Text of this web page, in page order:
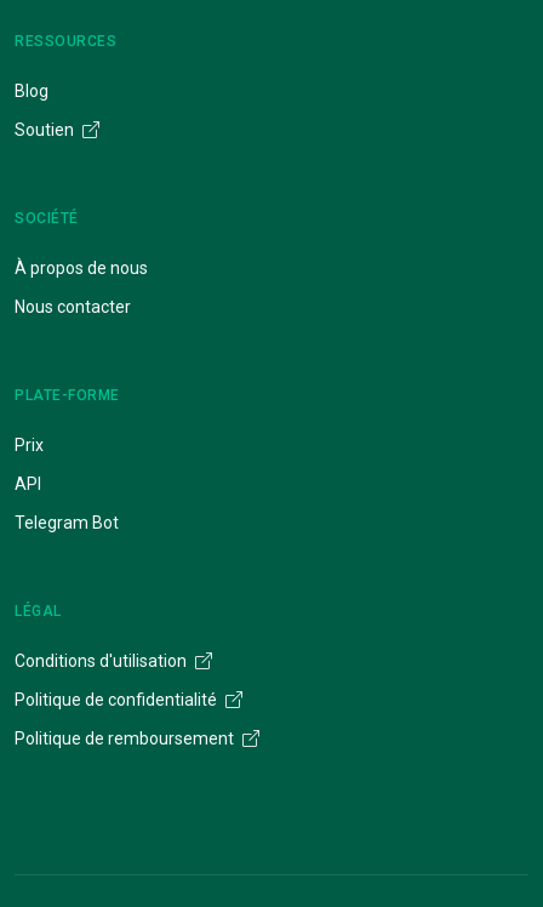
RESSOURCES
Blog
Soutien
SOCIÉTÉ
À propos de nous
Nous contacter
PLATE-FORME
Prix
API
Telegram Bot
LÉGAL
Conditions d'utilisation
Politique de confidentialité
Politique de remboursement